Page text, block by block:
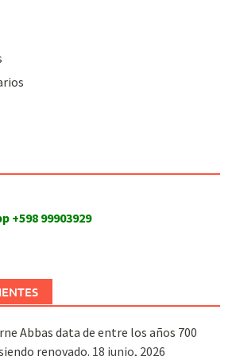
+598 99903929
Abbas data de entre los años 700
renovado. 18 junio, 2026